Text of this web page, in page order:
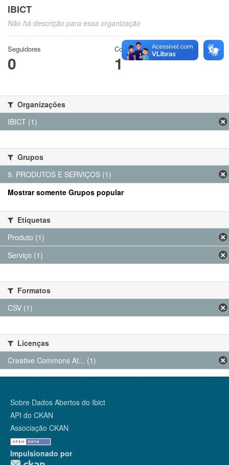
IBICT
Não há descrição para essa organização
Seguidores
0
Conjuntos de dados
1
Organizações
IBICT (1)
Grupos
9. PRODUTOS E SERVIÇOS (1)
Mostrar somente Grupos popular
Etiquetas
Produto (1)
Serviço (1)
Formatos
CSV (1)
Licenças
Creative Commons At... (1)
Sobre Dados Abertos do Ibict
API do CKAN
Associação CKAN
Impulsionado por